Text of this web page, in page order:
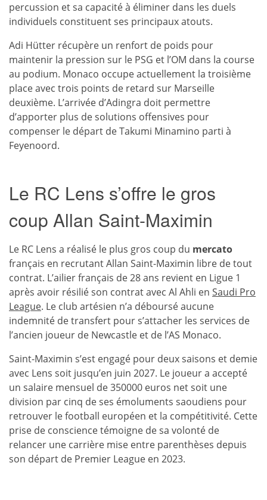
percussion et sa capacité à éliminer dans les duels
individuels constituent ses principaux atouts.
Adi Hütter récupère un renfort de poids pour
maintenir la pression sur le PSG et l’OM dans la course
au podium. Monaco occupe actuellement la troisième
place avec trois points de retard sur Marseille
deuxième. L’arrivée d’Adingra doit permettre
d’apporter plus de solutions offensives pour
compenser le départ de Takumi Minamino parti à
Feyenoord.
Le RC Lens s’offre le gros
coup Allan Saint-Maximin
Le RC Lens a réalisé le plus gros coup du mercato
français en recrutant Allan Saint-Maximin libre de tout
contrat. L’ailier français de 28 ans revient en Ligue 1
après avoir résilié son contrat avec Al Ahli en Saudi Pro
League. Le club artésien n’a déboursé aucune
indemnité de transfert pour s’attacher les services de
l’ancien joueur de Newcastle et de l’AS Monaco.
Saint-Maximin s’est engagé pour deux saisons et demie
avec Lens soit jusqu’en juin 2027. Le joueur a accepté
un salaire mensuel de 350000 euros net soit une
division par cinq de ses émoluments saoudiens pour
retrouver le football européen et la compétitivité. Cette
prise de conscience témoigne de sa volonté de
relancer une carrière mise entre parenthèses depuis
son départ de Premier League en 2023.